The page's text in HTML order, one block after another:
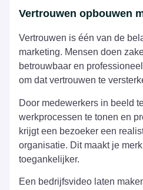
Vertrouwen opbouwen
Vertrouwen is één van de
marketing. Mensen doen
betrouwbaar en
om dat vertrouwen te
Door medewerkers in beeld
werkprocessen te tonen en
krijgt een bezoeker een
organisatie. Dit maakt je
toegankelijker.
Een bedrijfsvideo laten